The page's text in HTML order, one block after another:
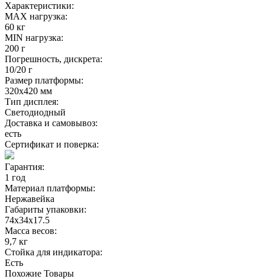
Характеристики:
MAX нагрузка:
60 кг
MIN нагрузка:
200 г
Погрешность, дискрета:
10/20 г
Размер платформы:
320х420 мм
Тип дисплея:
Светодиодный
Доставка и самовывоз:
есть
Сертификат и поверка:
Гарантия:
1 год
Материал платформы:
Нержавейка
Габариты упаковки:
74x34x17.5
Масса весов:
9,7 кг
Стойка для индикатора:
Есть
Похожие Товары